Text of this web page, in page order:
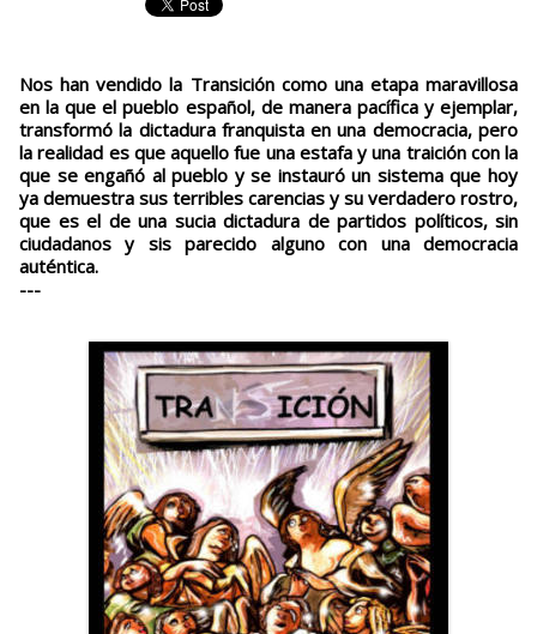
Nos han vendido la Transición como una etapa maravillosa
en la que el pueblo español, de manera pacífica y ejemplar,
transformó la dictadura franquista en una democracia, pero
la realidad es que aquello fue una estafa y una traición con la
que se engañó al pueblo y se instauró un sistema que hoy
ya demuestra sus terribles carencias y su verdadero rostro,
que es el de una sucia dictadura de partidos políticos, sin
ciudadanos y sis parecido alguno con una democracia
auténtica.
---